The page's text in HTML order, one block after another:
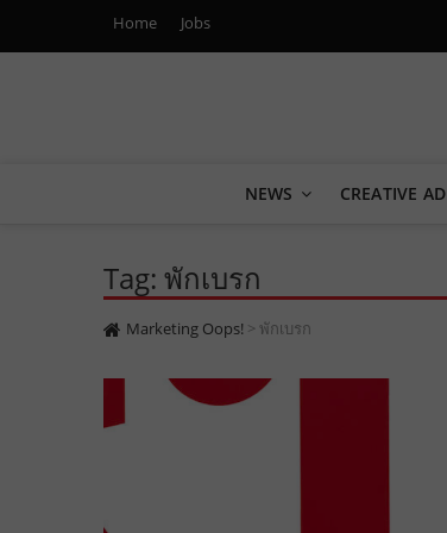
Home Jobs
Marketing Oops!
NEWS CREATIVE AD
Tag: พักเบรก
Marketing Oops! > พักเบรก